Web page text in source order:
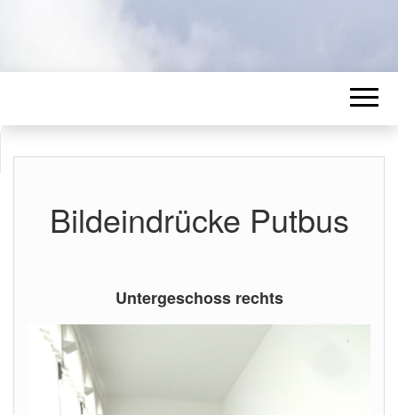
Bildeindrücke Putbus
Untergeschoss rechts